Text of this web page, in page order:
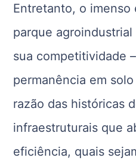
Entretanto, o imenso
parque
sua competitividade
permanência em
razão das históricas
infraestruturais que
eficiência, quais